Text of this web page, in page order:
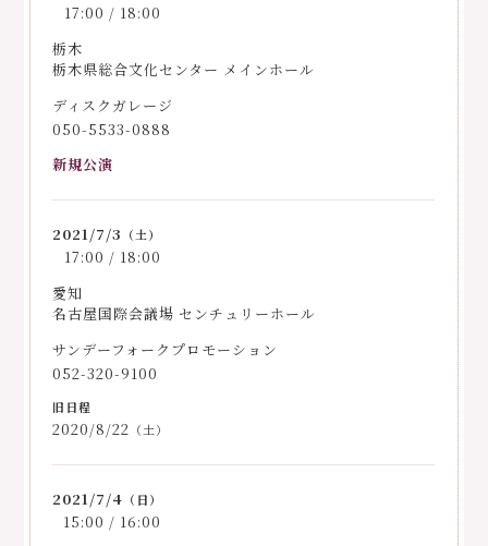
17:00 / 18:00
栃木
栃木県総合文化センター メインホール
ディスクガレージ
050-5533-0888
新規公演
2021/7/3 （土）
17:00 / 18:00
愛知
名古屋国際会議場 センチュリーホール
サンデーフォークプロモーション
052-320-9100
2020/8/22 （土）
2021/7/4 （日）
15:00 / 16:00